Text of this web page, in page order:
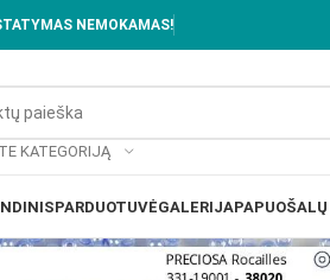
NEMOKAMAS!
KATEGORIJĄ
PARDUOTUVĖGALERIJA